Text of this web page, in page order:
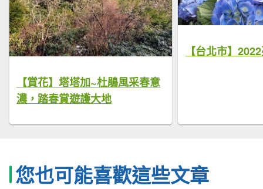
【賞花】塔塔加~杜鵑風采春意
濃，踏春賞遊護大地
【台北市】
您也可能喜歡這些文章